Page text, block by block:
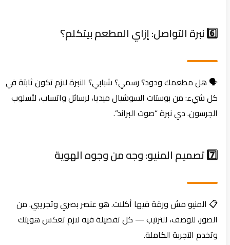
🗣️ هل مطعمك ودود؟ رسمي؟ شبابي؟ النبرة لازم تكون ثابتة في
كل شيء: من بوستات السوشيال ميديا، لرسائل واتساب، لأسلوب
الجرسون. دي نبرة “صوت البراند”.
📋 المنيو مش ورقة فيها أكلات. هو عنصر بصري وتجريبي. من
الصور، للوصف، للترتيب — كل تفصيلة فيه لازم تعكس هويتك
وتخدم التجربة الكاملة.